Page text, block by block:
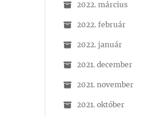
2022. március
2022. február
2022. január
2021. december
2021. november
2021. október